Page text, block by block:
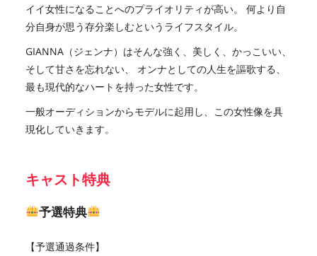
イイ女性になることへのプライオリティが高い。 何より自
分自身が思う存分楽しむというライフスタイル。
GIANNA（ジェンナ）はそんな強く、美しく、かっこいい、
そして甘さを忘れない、 オンナとしての人生を謳歌する、
最も現代的なハートを持った女性です。
⼀般オーディションからモデルに起用し、この女性像を具
現化していきます。
キャスト特典
予選特典
【予選通過条件】